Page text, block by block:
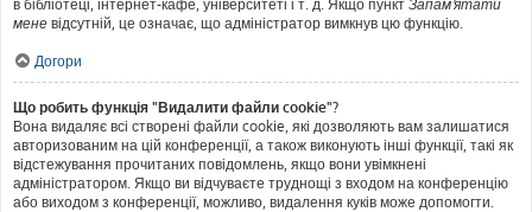
в бібліотеці, інтернет-кафе, університеті і т. д. Якщо пункт Запам'ятати
мене відсутній, це означає, що адміністратор вимкнув цю функцію.
Догори
Що робить функція "Видалити файли cookie"?
Вона видаляє всі створені файли cookie, які дозволяють вам залишатися
авторизованим на цій конференції, а також виконують інші функції, такі як
відстежування прочитаних повідомлень, якщо вони увімкнені
адміністратором. Якщо ви відчуваєте труднощі з входом на конференцію
або виходом з конференції, можливо, видалення куків може допомогти.